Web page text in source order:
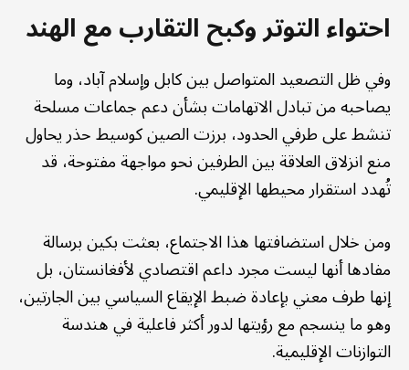
احتواء التوتر وكبح التقارب مع الهند
وفي ظل التصعيد المتواصل بين كابل وإسلام آباد، وما
يصاحبه من تبادل الاتهامات بشأن دعم جماعات مسلحة
تنشط على طرفي الحدود، برزت الصين كوسيط حذر يحاول
منع انزلاق العلاقة بين الطرفين نحو مواجهة مفتوحة، قد
تُهدد استقرار محيطها الإقليمي.
ومن خلال استضافتها هذا الاجتماع، بعثت بكين برسالة
مفادها أنها ليست مجرد داعم اقتصادي لأفغانستان، بل
إنها طرف معني بإعادة ضبط الإيقاع السياسي بين الجارتين،
وهو ما ينسجم مع رؤيتها لدور أكثر فاعلية في هندسة
التوازنات الإقليمية.